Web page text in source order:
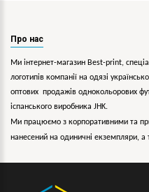
Про нас
Ми інтернет-магазин Best-print,
логотипів компанії на одязі
оптових продажів однокольорових
іспанського виробника JHK.
Ми працюємо з корпоративними та
нанесений на одиничні екземпляри,